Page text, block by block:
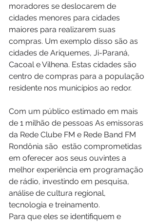
moradores se deslocarem de
cidades menores para cidades
maiores para realizarem suas
compras. Um exemplo disso são as
cidades de Ariquemes, Ji-Paraná,
Cacoal e Vilhena. Estas cidades são
centro de compras para a população
residente nos municípios ao redor.
Com um público estimado em mais
de 1 milhão de pessoas As emissoras
da Rede Clube FM e Rede Band FM
Rondônia são estão comprometidas
em oferecer aos seus ouvintes a
melhor experiência em programação
de rádio, investindo em pesquisa,
análise de cultura regional,
tecnologia e treinamento.
Para que eles se identifiquem e